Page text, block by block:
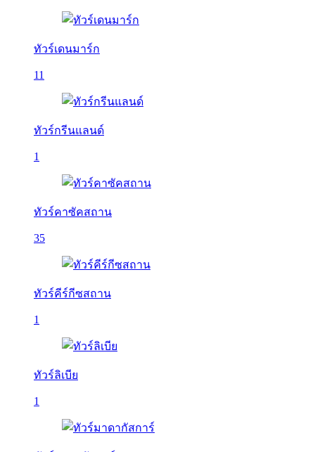
ทัวร์เดนมาร์ก
11
ทัวร์กรีนแลนด์
1
ทัวร์คาซัคสถาน
35
ทัวร์คีร์กีซสถาน
1
ทัวร์ลิเบีย
1